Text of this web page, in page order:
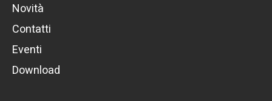
Novità
Contatti
Eventi
Download